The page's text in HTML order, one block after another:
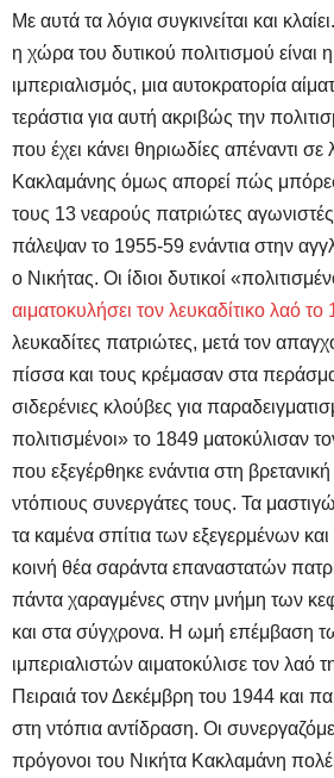
Με αυτά τα λόγια συγκινείται και
η χώρα του δυτικού πολιτισμού είναι
ιμπεριαλισμός, μια αυτοκρατορία
τεράστια για αυτή ακριβώς την
που έχει κάνει θηριωδίες απέναντι
Κακλαμάνης όμως απορεί πώς
τους 13 νεαρούς πατριώτες
πάλεψαν το 1955-59 ενάντια στην
ο Νικήτας. Οι ίδιοι δυτικοί
αιματοκυλήσει τον λευκαδίτικο λαό το
λευκαδίτες πατριώτες, μετά τον
πίσσα και τους κρέμασαν στα
σιδερένιες κλούβες για
πολιτισμένοι» το 1849 ματοκύλισαν
που εξεγέρθηκε ενάντια στη
ντόπιους συνεργάτες τους. Τα
τα καμένα σπίτια των εξεγερμένων
κοινή θέα σαράντα επαναστατών
πάντα χαραγμένες στην μνήμη των
και στα σύγχρονα. Η ωμή επέμβαση
ιμπεριαλιστών αιματοκύλισε τον λαό
Πειραιά τον Δεκέμβρη του 1944 και
στη ντόπια αντίδραση. Οι
πρόγονοι του Νικήτα Κακλαμάνη